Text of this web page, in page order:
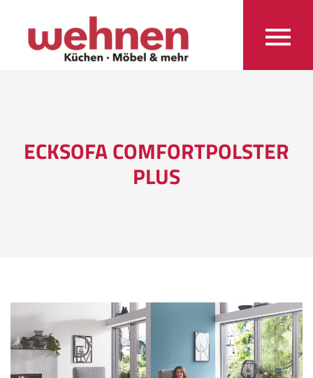
ECKSOFA COMFORTPOLSTER
PLUS